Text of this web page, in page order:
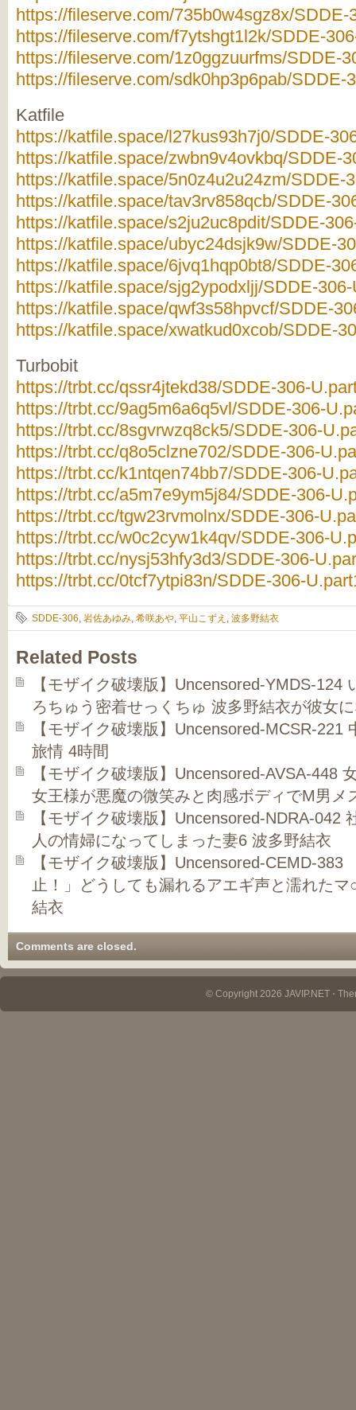
https://fileserve.com/735b0w4sgz8x/SDDE-
https://fileserve.com/f7ytshgt1l2k/SDDE-
https://fileserve.com/1z0ggzuurfms/SDDE-
https://fileserve.com/sdk0hp3p6pab/SDDE-
Katfile
https://katfile.space/l27kus93h7j0/SDDE-
https://katfile.space/zwbn9v4ovkbq/SDDE-
https://katfile.space/5n0z4u2u24zm/SDDE-
https://katfile.space/tav3rv858qcb/SDDE-
https://katfile.space/s2ju2uc8pdit/SDDE-
https://katfile.space/ubyc24dsjk9w/SDDE-
https://katfile.space/6jvq1hqp0bt8/SDDE-
https://katfile.space/sjg2ypodxljj/SDDE-
https://katfile.space/qwf3s58hpvcf/SDDE-
https://katfile.space/xwatkud0xcob/SDDE-
Turbobit
https://trbt.cc/qssr4jtekd38/SDDE-306-
https://trbt.cc/9ag5m6a6q5vl/SDDE-306-
https://trbt.cc/8sgvrwzq8ck5/SDDE-306-
https://trbt.cc/q8o5clzne702/SDDE-306-
https://trbt.cc/k1ntqen74bb7/SDDE-306-
https://trbt.cc/a5m7e9ym5j84/SDDE-306-
https://trbt.cc/tgw23rvmolnx/SDDE-306-
https://trbt.cc/w0c2cyw1k4qv/SDDE-306-
https://trbt.cc/nysj53hfy3d3/SDDE-306-
https://trbt.cc/0tcf7ytpi83n/SDDE-306-
SDDE-306, 岩佐あゆみ, 希咲あや, 平山こずえ , 波多野結衣
Related Posts
【モザイク破壊版】Uncensored-YMDS-124
ろちゅう密着せっくちゅ 波多野結衣が彼女
【モザイク破壊版】Uncensored-MCSR-221
旅情 4時間
【モザイク破壊版】Uncensored-AVSA-448
女王様が悪魔の微笑みと肉感ボディでM男メ
【モザイク破壊版】Uncensored-NDRA-042
人の情婦になってしまった妻6 波多野結衣
【モザイク破壊版】Uncensored-CEMD-383
止！」どうしても漏れるアエギ声と濡れた
結衣
Comments are closed.
© Copyright 2026 JAVIP.NET ⋅